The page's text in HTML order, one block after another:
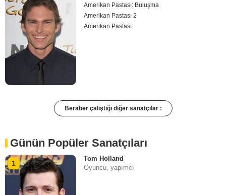
Amerikan Pastası: Buluşma
Amerikan Pastası 2
Amerikan Pastası
Beraber çalıştığı diğer sanatçılar :
Günün Popüler Sanatçıları
1
Tom Holland
Oyuncu, yapımcı